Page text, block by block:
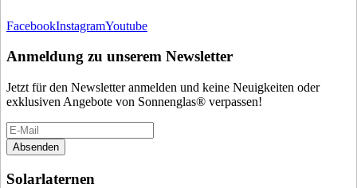
FacebookInstagramYoutube
Anmeldung zu unserem Newsletter
Jetzt für den Newsletter anmelden und keine Neuigkeiten oder
exklusiven Angebote von Sonnenglas® verpassen!
Absenden
Solarlaternen